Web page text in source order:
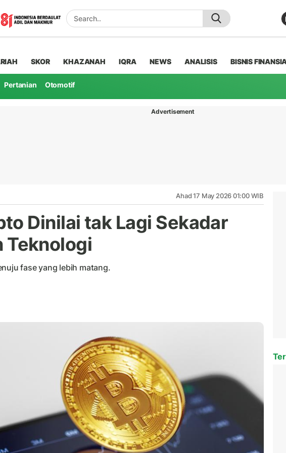
SKOR KHAZANAH IQRA NEWS ANALISIS BISNIS
Pertanian Otomotif
Advertisement
Ahad 17 May 2026 01:00 WIB
Dinilai tak Lagi Sekadar
Teknologi
fase yang lebih matang.